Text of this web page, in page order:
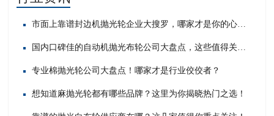
专业棉抛光轮公司大盘点！哪家才是行业佼佼者？
想知道麻抛光轮都有哪些品牌？这里为你揭晓热门之选！